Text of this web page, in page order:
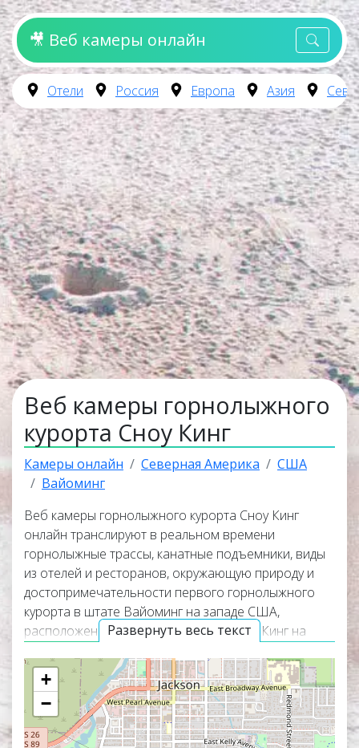
🎥 Веб камеры онлайн
Отели Россия Европа Азия
Веб камеры горнолыжного
курорта Сноу Кинг
Камеры онлайн Северная Америка
США
Вайоминг
Развернуть весь текст
Веб камеры горнолыжного курорта Сноу Кинг
онлайн транслируют в реальном времени
горнолыжные трассы, канатные подъемники, виды
из отелей и ресторанов, окружающую природу и
достопримечательности первого горнолыжного
курорта в штате Вайоминг на западе США,
расположенного на склонах горы Сноу Кинг на
является первым горнолыжным курортом в штате
Вайоминг, он был основан в 1936 году. Лыжный
сезон здесь длится в период с декабря до конца
марта. Большая часть веб камер работает в
+
−